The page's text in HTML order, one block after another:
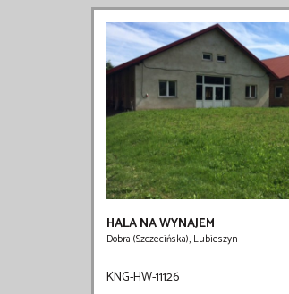
HALA NA WYNAJEM
Dobra (Szczecińska), Lubieszyn
KNG-HW-11126